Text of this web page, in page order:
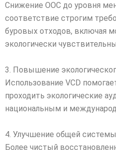
Снижение OOC до уровня
соответствие строгим
буровых отходов, включая
экологически
3. Повышение
Использование VCD
проходить экологические
национальным и
4. Улучшение общей
Более чистый